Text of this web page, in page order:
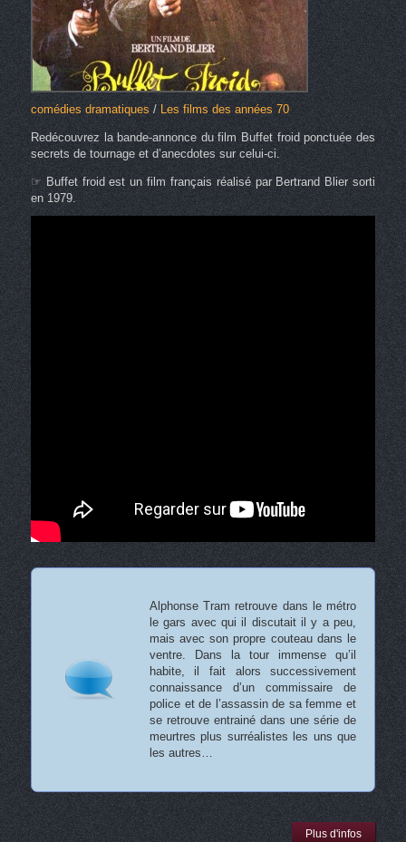
comédies dramatiques/ Les films des années 70
Redécouvrez la bande-annonce du film Buffet froid ponctuée des
secrets de tournage et d’anecdotes sur celui-ci.
☞ Buffet froid est un film français réalisé par Bertrand Blier sorti
en 1979.
Alphonse Tram retrouve dans le métro
le gars avec qui il discutait il y a peu,
mais avec son propre couteau dans le
ventre. Dans la tour immense qu’il
habite, il fait alors successivement
connaissance d’un commissaire de
police et de l’assassin de sa femme et
se retrouve entrainé dans une série de
meurtres plus surréalistes les uns que
les autres…
Plus d'infos